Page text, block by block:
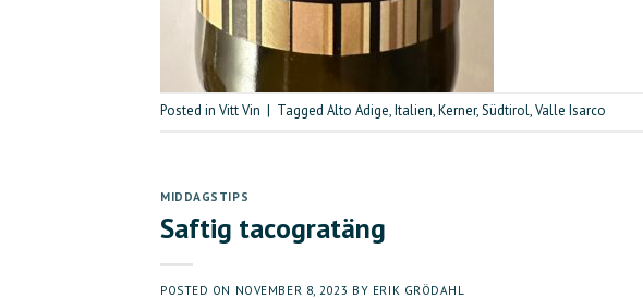
Posted in Vitt Vin Tagged Alto Adige,Italien,Kerner,Südtirol,Valle Isarco
MIDDAGSTIPS
Saftig tacogratäng
POSTED ON NOVEMBER 8, 2023 BY ERIK GRÖDAHL